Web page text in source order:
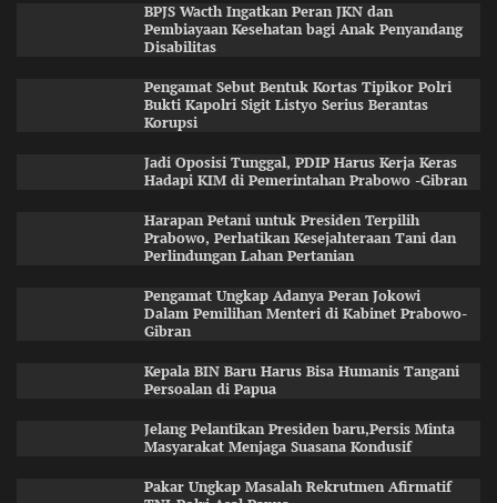
BPJS Wacth Ingatkan Peran JKN dan
Pembiayaan Kesehatan bagi Anak Penyandang
Disabilitas
Pengamat Sebut Bentuk Kortas Tipikor Polri
Bukti Kapolri Sigit Listyo Serius Berantas
Korupsi
Jadi Oposisi Tunggal, PDIP Harus Kerja Keras
Hadapi KIM di Pemerintahan Prabowo -Gibran
Harapan Petani untuk Presiden Terpilih
Prabowo, Perhatikan Kesejahteraan Tani dan
Perlindungan Lahan Pertanian
Pengamat Ungkap Adanya Peran Jokowi
Dalam Pemilihan Menteri di Kabinet Prabowo-
Gibran
Kepala BIN Baru Harus Bisa Humanis Tangani
Persoalan di Papua
Jelang Pelantikan Presiden baru,Persis Minta
Masyarakat Menjaga Suasana Kondusif
Pakar Ungkap Masalah Rekrutmen Afirmatif